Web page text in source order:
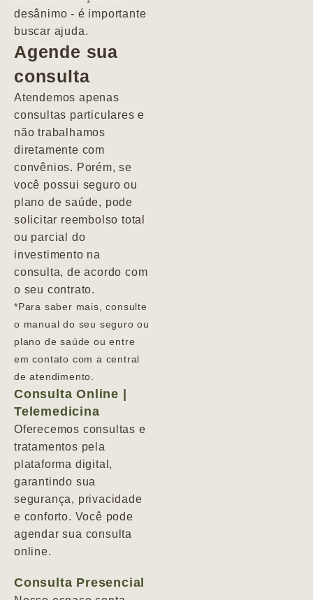
desânimo - é importante
buscar ajuda.
Agende sua
consulta
Atendemos apenas
consultas particulares e
não trabalhamos
diretamente com
convênios. Porém, se
você possui seguro ou
plano de saúde, pode
solicitar reembolso total
ou parcial do
investimento na
consulta, de acordo com
o seu contrato.
*Para saber mais, consulte
o manual do seu seguro ou
plano de saúde ou entre
em contato com a central
de atendimento.
Consulta Online |
Telemedicina
Oferecemos consultas e
tratamentos pela
plataforma digital,
garantindo sua
segurança, privacidade
e conforto. Você pode
agendar sua consulta
online.
Consulta Presencial